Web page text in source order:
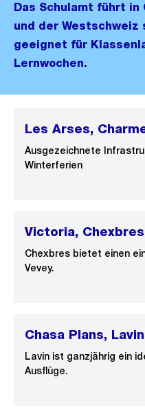
Das Schulamt führt in
und der Westschweiz
geeignet für
Lernwochen.
Les Arses,
Ausgezeichnete
Winterferien
Victoria, Chexbres
Chexbres bietet einen
Vevey.
Chasa Plans, Lavin
Lavin ist ganzjährig ein
Ausflüge.